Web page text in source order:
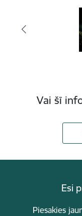
Vai šī
Esi
Piesakies